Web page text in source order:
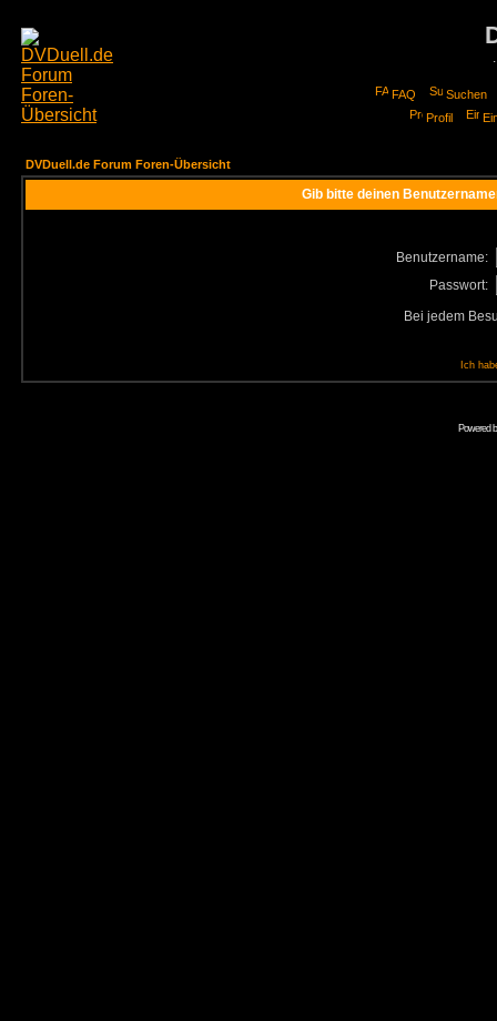
FAQ
Suchen
Profil
DVDuell.de Forum Foren-Übersicht
Gib bitte deinen
Benutzername:
Passwort:
Bei jedem
Ich
Powered